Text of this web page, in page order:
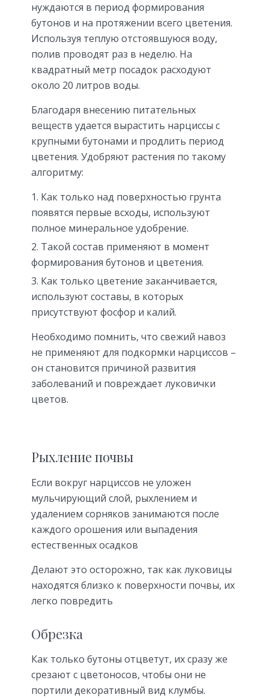
нуждаются в период формирования
бутонов и на протяжении всего цветения.
Используя теплую отстоявшуюся воду,
полив проводят раз в неделю. На
квадратный метр посадок расходуют
около 20 литров воды.
Благодаря внесению питательных
веществ удается вырастить нарциссы с
крупными бутонами и продлить период
цветения. Удобряют растения по такому
алгоритму:
Как только над поверхностью грунта
появятся первые всходы, используют
полное минеральное удобрение.
Такой состав применяют в момент
формирования бутонов и цветения.
Как только цветение заканчивается,
используют составы, в которых
присутствуют фосфор и калий.
Необходимо помнить, что свежий навоз
не применяют для подкормки нарциссов –
он становится причиной развития
заболеваний и повреждает луковички
цветов.
Рыхление почвы
Если вокруг нарциссов не уложен
мульчирующий слой, рыхлением и
удалением сорняков занимаются после
каждого орошения или выпадения
естественных осадков
Делают это осторожно, так как луковицы
находятся близко к поверхности почвы, их
легко повредить
Обрезка
Как только бутоны отцветут, их сразу же
срезают с цветоносов, чтобы они не
портили декоративный вид клумбы.